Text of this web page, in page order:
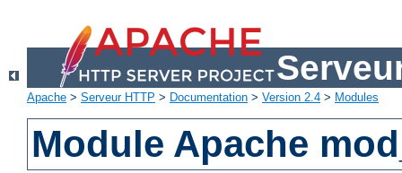
Apache > Serveur HTTP > Documentation > Version 2.4 > Modules
Module Apache